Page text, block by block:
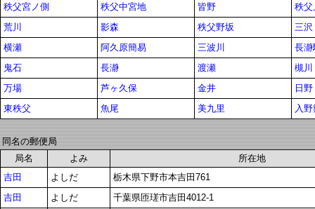
秩父宮ノ側
秩父中宮地 皆野
秩父
荒川
影森 秩父野坂
三沢
横瀬
阿久原簡易 三波川
長瀞
鬼石
長瀞 渡瀬
槻川
万場
芦ヶ久保 金井
日野
東秩父
魚尾 美九里 入
同名の郵便局
局名
よみ
所在地
吉田
よしだ
栃木県下野市本吉田761
吉田
よしだ
千葉県匝瑳市吉田4012-1